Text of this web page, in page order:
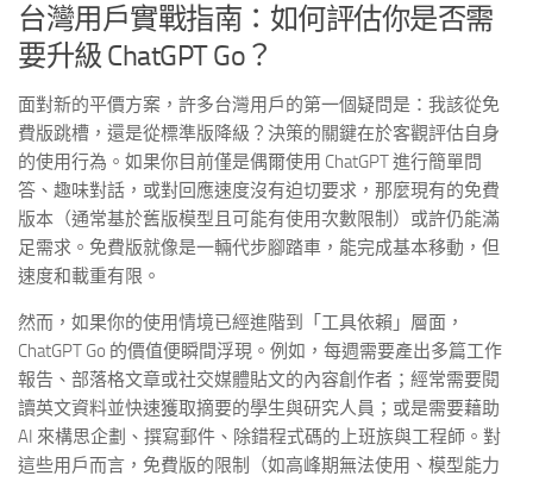
台灣用戶實戰指南：如何評估你是否需
要升級 ChatGPT Go？
面對新的平價方案，許多台灣用戶的第一個疑問是：我該從免
費版跳槽，還是從標準版降級？決策的關鍵在於客觀評估自身
的使用行為。如果你目前僅是偶爾使用 ChatGPT 進行簡單問
答、趣味對話，或對回應速度沒有迫切要求，那麼現有的免費
版本（通常基於舊版模型且可能有使用次數限制）或許仍能滿
足需求。免費版就像是一輛代步腳踏車，能完成基本移動，但
速度和載重有限。
然而，如果你的使用情境已經進階到「工具依賴」層面，
ChatGPT Go 的價值便瞬間浮現。例如，每週需要產出多篇工作
報告、部落格文章或社交媒體貼文的內容創作者；經常需要閱
讀英文資料並快速獲取摘要的學生與研究人員；或是需要藉助
AI 來構思企劃、撰寫郵件、除錯程式碼的上班族與工程師。對
這些用戶而言，免費版的限制（如高峰期無法使用、模型能力